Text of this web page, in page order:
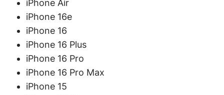
iPhone Air
iPhone 16e
iPhone 16
iPhone 16 Plus
iPhone 16 Pro
iPhone 16 Pro Max
iPhone 15